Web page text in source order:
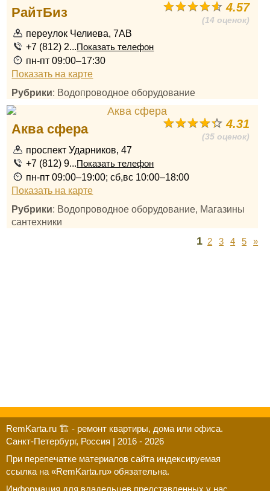
4.57
(14 оценок)
РайтБиз
переулок Челиева, 7АВ
+7 (812) 2...Показать телефон
пн-пт 09:00–17:30
Показать на карте
Рубрики: Водопроводное оборудование
4.31
(35 оценок)
Аква сфера
проспект Ударников, 47
+7 (812) 9...Показать телефон
пн-пт 09:00–19:00; сб,вс 10:00–18:00
Показать на карте
Рубрики: Водопроводное оборудование, Магазины
сантехники
1 2 3 4 5 »
RemKarta.ru 🏗️ - ремонт квартиры, дома или офиса.
Санкт-Петербург, Россия | 2016 - 2026
При перепечатке материалов сайта индексируемая
ссылка на «RemKarta.ru» обязательна.
Информация для владельцев представленных у нас